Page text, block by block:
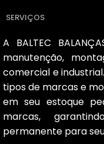
SERVIÇOS
A BALTEC
manutenção,
comercial e
tipos de marcas e
em seu estoque
marcas,
permanente para